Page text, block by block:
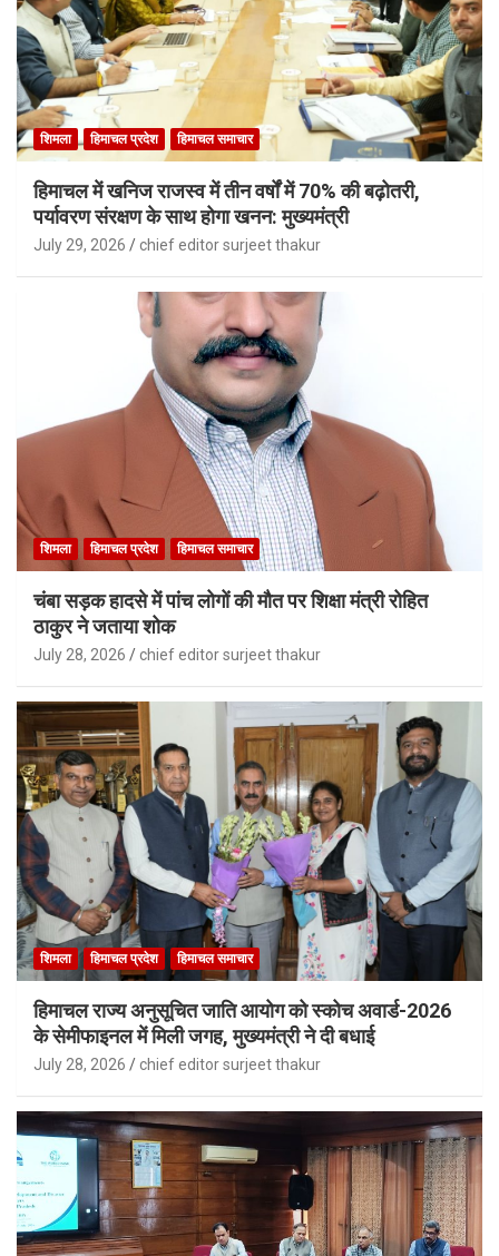
शिमला हिमाचल प्रदेश हिमाचल समाचार
हिमाचल में खनिज राजस्व में तीन वर्षों में 70% की बढ़ोतरी,
पर्यावरण संरक्षण के साथ होगा खनन: मुख्यमंत्री
July 29, 2026 chief editor surjeet thakur
शिमला हिमाचल प्रदेश हिमाचल समाचार
चंबा सड़क हादसे में पांच लोगों की मौत पर शिक्षा मंत्री रोहित
ठाकुर ने जताया शोक
July 28, 2026 chief editor surjeet thakur
शिमला हिमाचल प्रदेश हिमाचल समाचार
हिमाचल राज्य अनुसूचित जाति आयोग को स्कोच अवार्ड-2026
के सेमीफाइनल में मिली जगह, मुख्यमंत्री ने दी बधाई
July 28, 2026 chief editor surjeet thakur